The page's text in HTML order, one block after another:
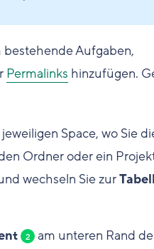
bestehende Aufgaben,
Permalinks hinzufügen.
Space, wo Sie
Ordner oder ein
wechseln Sie zur
2
am unteren Rand